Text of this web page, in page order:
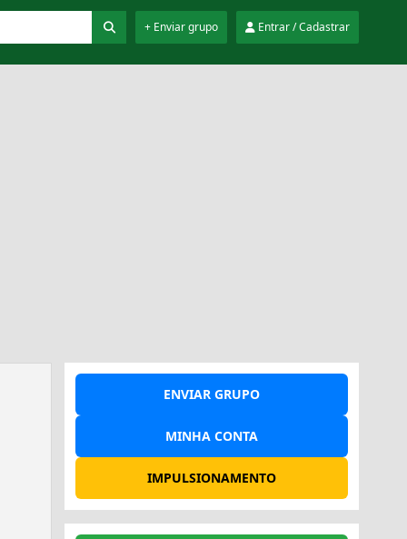
Entrar / Cadastrar
+ Enviar grupo
ENVIAR GRUPO
MINHA CONTA
IMPULSIONAMENTO